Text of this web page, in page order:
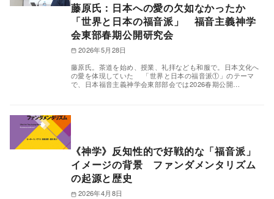
藤原氏：日本への愛の欠如なかったか
「世界と日本の福音派」 福音主義神学
会東部春期公開研究会
2026年5月28日
藤原氏。茶道を始め、授業、礼拝なども和服で。日本文化へ
の愛を体現していた 「世界と日本の福音派①」のテーマ
で、日本福音主義神学会東部部会では2026春期公開…
《神学》反知性的で好戦的な「福音派」
イメージの背景 ファンダメンタリズム
の起源と歴史
2026年4月8日